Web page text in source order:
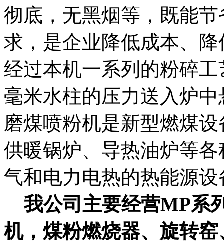
彻底，无黑烟等，既能
求，是企业降低成本、
经过本机一系列的粉碎
毫米水柱的压力送入炉
磨煤喷粉机是新型燃煤
供暖锅炉、导热油炉等
气和电力电热的热能源
我公司主要经营MP系
机，煤粉燃烧器、旋转